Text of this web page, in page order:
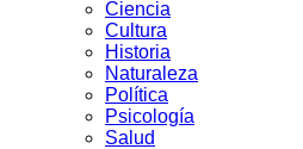
Ciencia
Cultura
Historia
Naturaleza
Política
Psicología
Salud